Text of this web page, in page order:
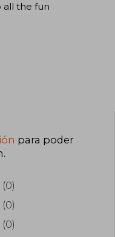
all the fun
para poder
.
(0)
(0)
(0)